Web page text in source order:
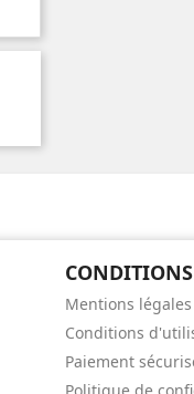
CONDITIONS
Mentions légales
Conditions
Paiement